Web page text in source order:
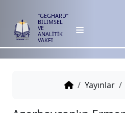
“GEGHARD”
BİLİMSEL
VE
ANALİTİK
VAKFI
Yayınlar